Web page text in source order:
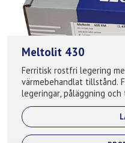
Meltolit 430
Ferritisk rostfri legering
värmebehandlat tillstånd.
legeringar, påläggning och
applikationer: